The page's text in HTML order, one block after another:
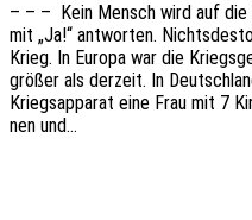
– – – Kein Mensch wird auf die
mit „Ja!“ antwor­ten.
Krieg. In Europa war die
größer als derzeit. In
Kriegs­ap­pa­rat eine Frau mit 7
nen und…